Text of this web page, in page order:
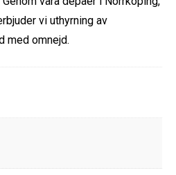
vi uthyrning av
med omnejd.